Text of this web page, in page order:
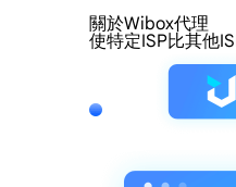
關於Wibox代理
使特定ISP比其他